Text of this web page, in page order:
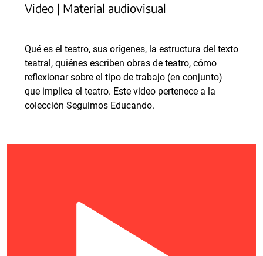
Video | Material audiovisual
Qué es el teatro, sus orígenes, la estructura del texto
teatral, quiénes escriben obras de teatro, cómo
reflexionar sobre el tipo de trabajo (en conjunto)
que implica el teatro. Este video pertenece a la
colección Seguimos Educando.